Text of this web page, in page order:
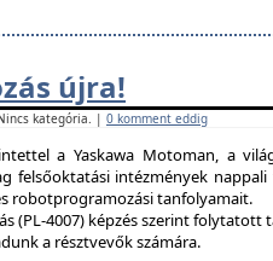
újra!
kategória. | 0 komment eddig
a Yaskawa Motoman, a
felsőoktatási intézmények
robotprogramozási tanfolyamait.
(PL-4007) képzés szerint folytatott
a résztvevők számára.